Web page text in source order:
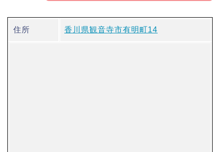
住所 香川県観音寺市有明町14